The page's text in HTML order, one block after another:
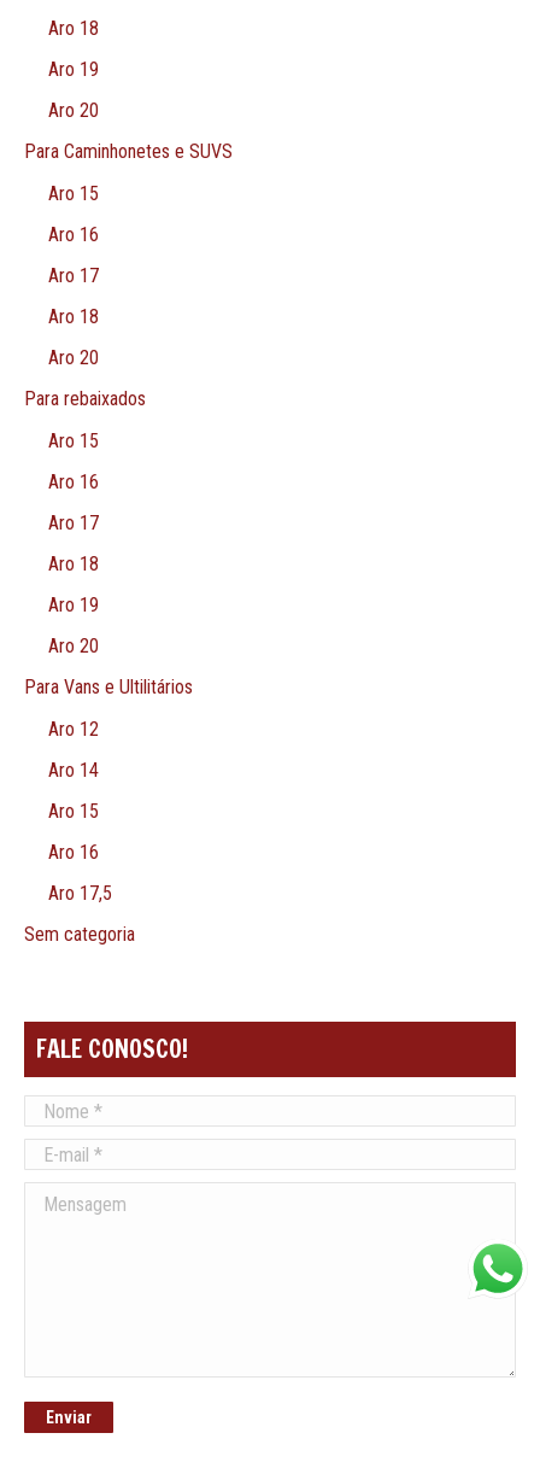
Aro 18
Aro 19
Aro 20
Para Caminhonetes e SUVS
Aro 15
Aro 16
Aro 17
Aro 18
Aro 20
Para rebaixados
Aro 15
Aro 16
Aro 17
Aro 18
Aro 19
Aro 20
Para Vans e Ultilitários
Aro 12
Aro 14
Aro 15
Aro 16
Aro 17,5
Sem categoria
FALE CONOSCO!
Nome *
E-mail *
Mensagem
Enviar